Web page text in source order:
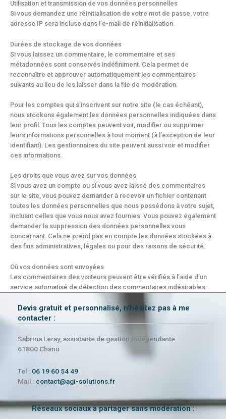
Utilisation et transmission de vos données personnelles
Si vous demandez une réinitialisation de votre mot de passe, votre
adresse IP sera incluse dans l’e-mail de réinitialisation.
Durées de stockage de vos données
Si vous laissez un commentaire, le commentaire et ses
métadonnées sont conservés indéfiniment. Cela permet de
reconnaître et approuver automatiquement les commentaires
suivants au lieu de les laisser dans la file de modération.
Pour les comptes qui s’inscrivent sur notre site (le cas échéant),
nous stockons également les données personnelles indiquées dans
leur profil. Tous les comptes peuvent voir, modifier ou supprimer
leurs informations personnelles à tout moment (à l’exception de leur
identifiant). Les gestionnaires du site peuvent aussi voir et modifier
ces informations.
Les droits que vous avez sur vos données
Si vous avez un compte ou si vous avez laissé des commentaires
sur le site, vous pouvez demander à recevoir un fichier contenant
toutes les données personnelles que nous possédons à votre sujet,
incluant celles que vous nous avez fournies. Vous pouvez également
demander la suppression des données personnelles vous
concernant. Cela ne prend pas en compte les données stockées à
des fins administratives, légales ou pour des raisons de sécurité.
Où vos données sont envoyées
Les commentaires des visiteurs peuvent être vérifiés à l’aide d’un
service automatisé de détection des commentaires indésirables.
Devis gratuit et personnalisé, n'hésitez pas à me
contacter :
Sabrina Leray, assistante de gestion indépendante
61800 Chanu
Tel : 06 19 60 54 49
Mail : contact@agi-solutions.fr
Réseaux sociaux à partager sans modération :